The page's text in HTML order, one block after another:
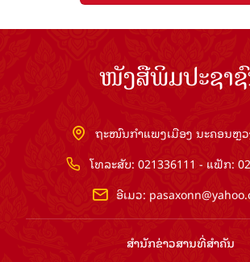
ໜັງສືພິມປະຊາ
ຖະໜົນກຳແພງເມືອງ ນະຄອນຫຼວ
ໂທລະສັບ: 021336111 - ແຟັກ:
ອີເມວ:
ສຳ​ນັກ​ຂ່າວ​ສານ​ທີ່​ສຳ​ຄັນ​